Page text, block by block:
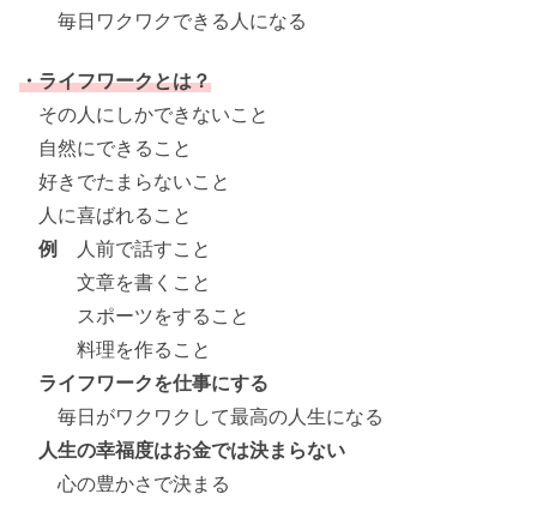
毎日ワクワクできる人になる
・ライフワークとは？
その人にしかできないこと
自然にできること
好きでたまらないこと
人に喜ばれること
例
人前で話すこと
文章を書くこと
スポーツをすること
料理を作ること
ライフワークを仕事にする
毎日がワクワクして最高の人生になる
人生の幸福度はお金では決まらない
心の豊かさで決まる